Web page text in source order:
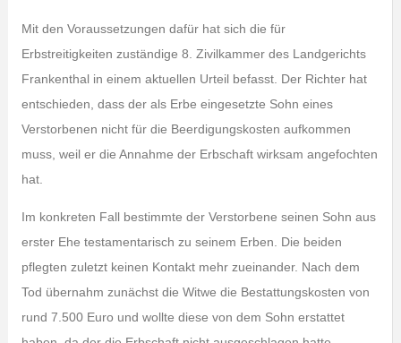
Mit den Voraussetzungen dafür hat sich die für
Erbstreitigkeiten zuständige 8. Zivilkammer des Landgerichts
Frankenthal in einem aktuellen Urteil befasst. Der Richter hat
entschieden, dass der als Erbe eingesetzte Sohn eines
Verstorbenen nicht für die Beerdigungskosten aufkommen
muss, weil er die Annahme der Erbschaft wirksam angefochten
hat.
Im konkreten Fall bestimmte der Verstorbene seinen Sohn aus
erster Ehe testamentarisch zu seinem Erben. Die beiden
pflegten zuletzt keinen Kontakt mehr zueinander. Nach dem
Tod übernahm zunächst die Witwe die Bestattungskosten von
rund 7.500 Euro und wollte diese von dem Sohn erstattet